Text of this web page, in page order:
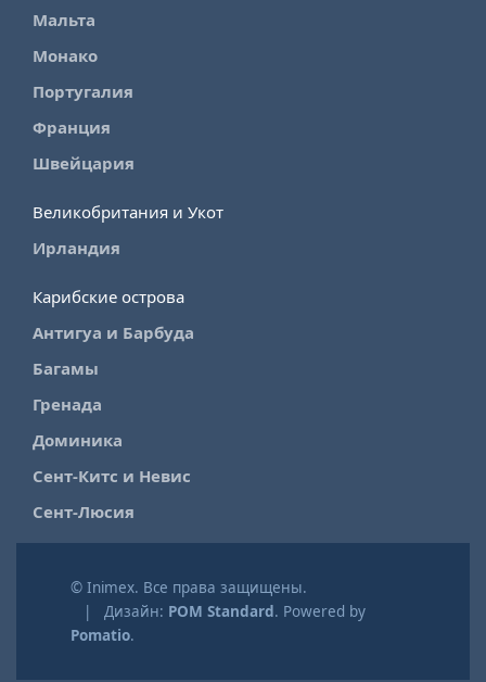
Мальта
Монако
Португалия
Франция
Швейцария
Великобритания и Укот
Ирландия
Карибские острова
Антигуа и Барбуда
Багамы
Гренада
Доминика
Сент-Китс и Невис
Сент-Люсия
© Inimex. Все права защищены.
| Дизайн: POM Standard. Powered by
Pomatio.